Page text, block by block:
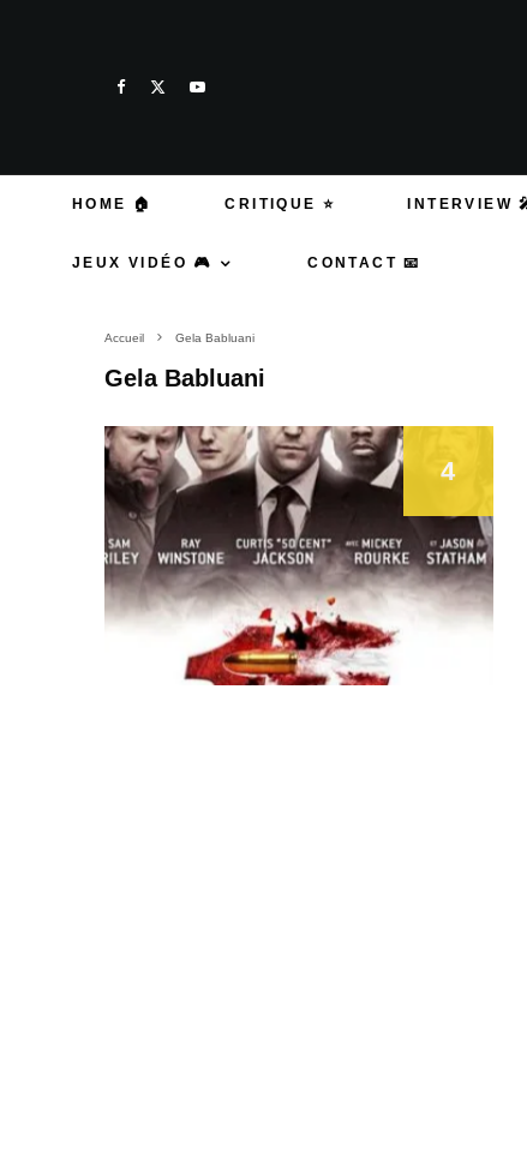
HOME 🏠 CRITIQUE ⭐ INTERVIEW
JEUX VIDÉO 🎮 CONTACT 📧
Accueil Gela Babluani
Gela Babluani
4